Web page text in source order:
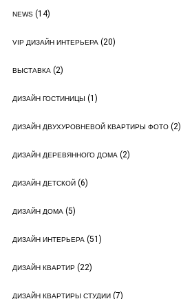
NEWS(14)
VIP ДИЗАЙН ИНТЕРЬЕРА(20)
ВЫСТАВКА(2)
ДИЗАЙН ГОСТИНИЦЫ (1)
ДИЗАЙН ДВУХУРОВНЕВОЙ КВАРТИРЫ ФОТО(2)
ДИЗАЙН ДЕРЕВЯННОГО ДОМА(2)
ДИЗАЙН ДЕТСКОЙ(6)
ДИЗАЙН ДОМА(5)
ДИЗАЙН ИНТЕРЬЕРА(51)
ДИЗАЙН КВАРТИР(22)
ДИЗАЙН КВАРТИРЫ СТУДИИ(7)